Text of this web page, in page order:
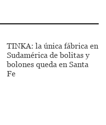
TINKA: la única fábrica en
Sudamérica de bolitas y
bolones queda en Santa
Fe